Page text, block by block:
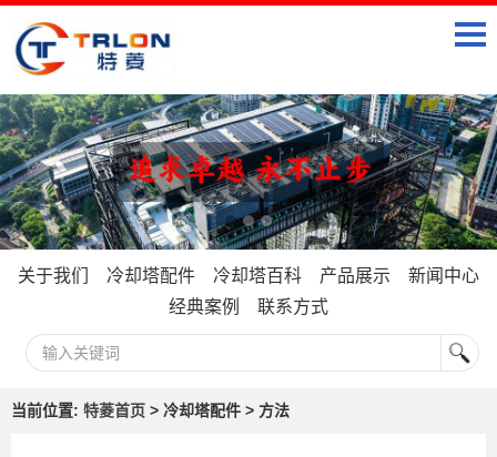
关于我们 冷却塔配件 冷却塔百科 产品展示
新闻中心
经典案例
联系方式
当前位置: 特菱首页 > 冷却塔配件 > 方法